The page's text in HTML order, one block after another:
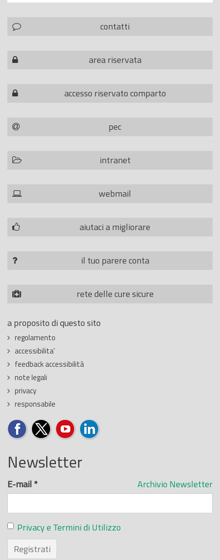
contatti
area riservata
accesso riservato comparto
pec
intranet
webmail
aiutaci a migliorare
il tuo parere conta
rete delle cure sicure
a proposito di questo sito
regolamento
accessibilita'
feedback accessibilità
note legali
privacy
responsabile
Newsletter
Archivio Newsletter
E-mail *
Privacy e Termini di Utilizzo
Registrati